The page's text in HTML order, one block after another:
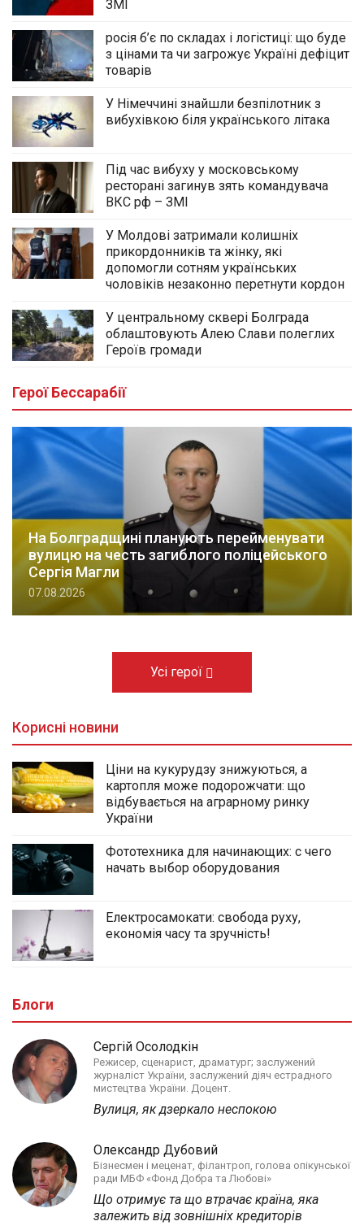
ЗМІ
росія б’є по складах і логістиці: що буде
з цінами та чи загрожує Україні дефіцит
товарів
У Німеччині знайшли безпілотник з
вибухівкою біля українського літака
Під час вибуху у московському
ресторані загинув зять командувача
ВКС рф – ЗМІ
У Молдові затримали колишніх
прикордонників та жінку, які
допомогли сотням українських
чоловіків незаконно перетнути кордон
У центральному сквері Болграда
облаштовують Алею Слави полеглих
Героїв громади
Герої Бессарабії
На Болградщині планують перейменувати
вулицю на честь загиблого поліцейського
Сергія Магли
07.08.2026
Усі герої
Корисні новини
Ціни на кукурудзу знижуються, а
картопля може подорожчати: що
відбувається на аграрному ринку
України
Фототехника для начинающих: с чего
начать выбор оборудования
Електросамокати: свобода руху,
економія часу та зручність!
Блоги
Сергій Осолодкін
Режисер, сценарист, драматург; заслужений
журналіст України, заслужений діяч естрадного
мистецтва України. Доцент.
Вулиця, як дзеркало неспокою
Олександр Дубовий
Бізнесмен і меценат, філантроп, голова опікунської
ради МБФ «Фонд Добра та Любові»
Що отримує та що втрачає країна, яка
залежить від зовнішніх кредиторів